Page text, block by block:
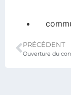
PRÉCÉDENT